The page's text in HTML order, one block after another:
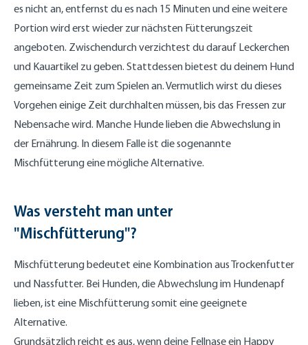
es nicht an, entfernst du es nach 15 Minuten und eine weitere
Portion wird erst wieder zur nächsten Fütterungszeit
angeboten. Zwischendurch verzichtest du darauf Leckerchen
und Kauartikel zu geben. Stattdessen bietest du deinem Hund
gemeinsame Zeit zum Spielen an. Vermutlich wirst du dieses
Vorgehen einige Zeit durchhalten müssen, bis das Fressen zur
Nebensache wird. Manche Hunde lieben die Abwechslung in
der Ernährung. In diesem Falle ist die sogenannte
Mischfütterung eine mögliche Alternative.
Was versteht man unter
"Mischfütterung"?
Mischfütterung bedeutet eine Kombination aus Trockenfutter
und Nassfutter. Bei Hunden, die Abwechslung im Hundenapf
lieben, ist eine Mischfütterung somit eine geeignete
Alternative.
Grundsätzlich reicht es aus, wenn deine Fellnase ein Happy